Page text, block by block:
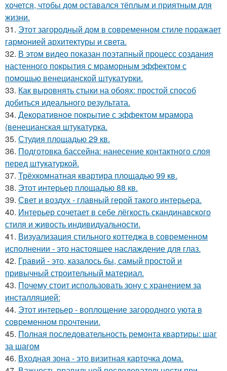
хочется, чтобы дом оставался тёплым и приятным для
жизни.
31. Этот загородный дом в современном стиле поражает
гармонией архитектуры и света.
32. В этом видео показан поэтапный процесс создания
настенного покрытия с мраморным эффектом с
помощью венецианской штукатурки.
33. Как выровнять стыки на обоях: простой способ
добиться идеального результата.
34. Декоративное покрытие с эффектом мрамора
(венецианская штукатурка.
35. Студия площадью 29 кв.
36. Подготовка бассейна: нанесение контактного слоя
перед штукатуркой.
37. Трёхкомнатная квартира площадью 99 кв.
38. Этот интерьер площадью 88 кв.
39. Свет и воздух - главный герой такого интерьера.
40. Интерьер сочетает в себе лёгкость скандинавского
стиля и живость индивидуальности.
41. Визуализация стильного коттеджа в современном
исполнении - это настоящее наслаждение для глаз.
42. Гравий - это, казалось бы, самый простой и
привычный строительный материал.
43. Почему стоит использовать зону с хранением за
инсталляцией:
44. Этот интерьер - воплощение загородного уюта в
современном прочтении.
45. Полная последовательность ремонта квартиры: шаг
за шагом
46. Входная зона - это визитная карточка дома.